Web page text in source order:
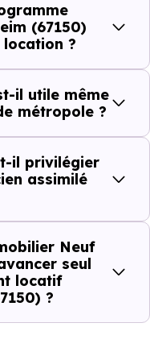
question
pertinence de
Jeanbrun
d’uninvestissement
concrets :
pour votre
le dispositif
(67150)
?
il utile même
métropole ?
il privilégier
assimilé
Neuf
seul
locatif
?